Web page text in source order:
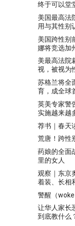
终于可以堂
美国最高法
用与其性别
美国跨性别
娜将竞选加
美最高法院
视，被视为
苏格兰将全
育，成全球
英美专家警
实施越来越
荐书｜春天
荒唐！跨性
药娘的全面
里的女人
观察｜东京
着装、长相
警醒（
让华人家长
到底教什么